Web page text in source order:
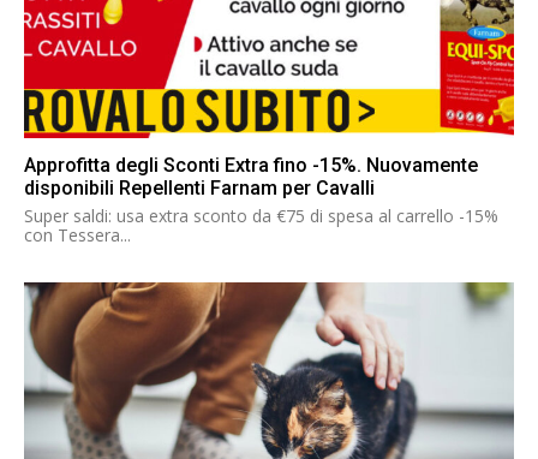
Approfitta degli Sconti Extra fino -15%. Nuovamente
disponibili Repellenti Farnam per Cavalli
Super saldi: usa extra sconto da €75 di spesa al carrello -15%
con Tessera...